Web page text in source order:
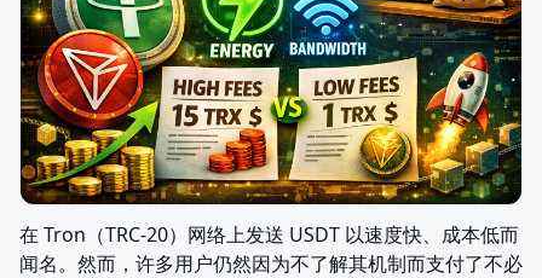
在 Tron（TRC-20）网络上发送 USDT 以速度快、成本低而
闻名。然而，许多用户仍然因为不了解其机制而支付了不必